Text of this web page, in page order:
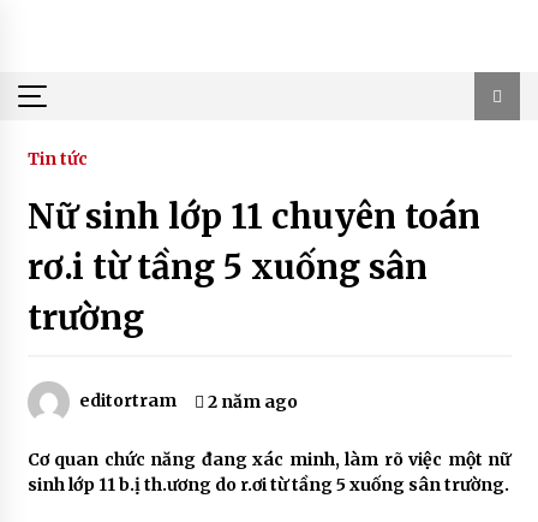
Tin tức
Nữ sinh lớp 11 chuyên toán
rơ.i từ tầng 5 xuống sân
trường
editortram 2 năm ago
Cơ quan chức năng đang xác minh, làm rõ việc một nữ
sinh lớp 11 b.ị th.ương do r.ơi từ tầng 5 xuống sân trường.